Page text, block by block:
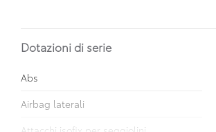
Dotazioni di serie
Abs
Airbag laterali